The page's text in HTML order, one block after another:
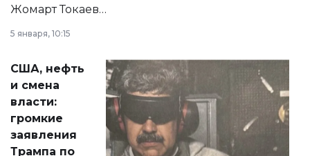
Жомарт Токаев
сразу несколько
актуальных тем —
от слухов о
политических
реформах до
вопросов армии,
экономики и
5 января, 10:15
США, нефть
и смена
власти:
громкие
заявления
Трампа по